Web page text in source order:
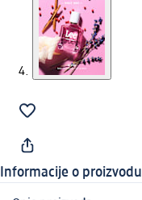
Informacije o proizvodu